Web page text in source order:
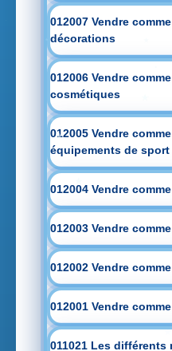
012007 Vendre
décorations
012006 Vendre
cosmétiques
012005 Vendre
équipements de sport
012004 Vendre
012003 Vendre
012002 Vendre
012001 Vendre
011021 Les